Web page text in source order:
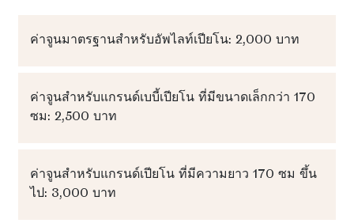
ค่าจูนมาตรฐานสำหรับอัพไลท์เปียโน: 2,000 บาท
ค่าจูนสำหรับแกรนด์เบบี้เปียโน ที่มีขนาดเล็กกว่า 170
ซม: 2,500 บาท
ค่าจูนสำหรับแกรนด์เปียโน ที่มีความยาว 170 ซม ขึ้น
ไป: 3,000 บาท